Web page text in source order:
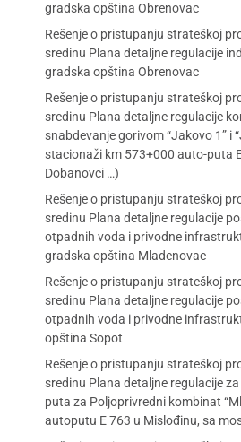
gradska opština Obrenovac
Rešenje o pristupanju strateškoj
sredinu Plana detaljne regulacije
gradska opština Obrenovac
Rešenje o pristupanju strateškoj
sredinu Plana detaljne regulacije
snabdevanje gorivom “Jakovo 1” i
stacionaži km 573+000 auto-puta
Dobanovci …)
Rešenje o pristupanju strateškoj
sredinu Plana detaljne regulacije
otpadnih voda i privodne
gradska opština Mladenovac
Rešenje o pristupanju strateškoj
sredinu Plana detaljne regulacije
otpadnih voda i privodne
opština Sopot
Rešenje o pristupanju strateškoj
sredinu Plana detaljne regulacije
puta za Poljoprivredni kombinat
autoputu E 763 u Mislođinu, sa